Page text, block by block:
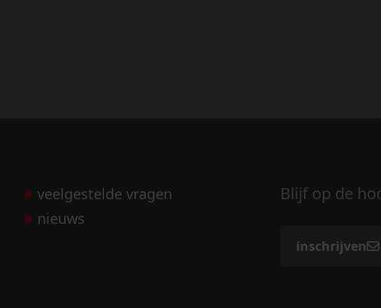
veelgestelde vragen
nieuws
Blijf op de
inschrijven